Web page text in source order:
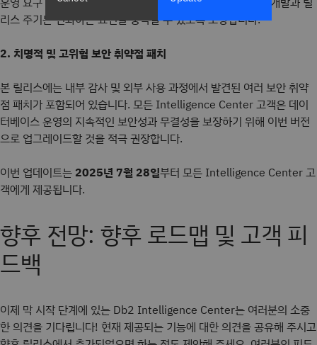
리스 주기는 변화하는 요건을 충족할 수 있도록 보장합니다.
2. 치명적 및 고위험 보안 취약점 패치
본 릴리스에는 내부 감사 및 외부 사용 과정에서 발견된 여러 보안 취약
점 패치가 포함되어 있습니다. 모든 Intelligence Center 고객은 데이
터베이스 운영의 지속적인 보안성과 무결성을 보장하기 위해 이번 버전
으로 업그레이드할 것을 적극 권장합니다.
이번 업데이트는 2025년 7월 28일부터 모든 Intelligence Center 고
객에게 제공됩니다.
향후 전망: 향후 로드맵 및 고객 피
드백
이제 막 시작 단계에 있는 Db2 Intelligence Center는 여러분의 소중
한 의견을 기다립니다! 현재 제공되는 기능에 대한 의견을 공유해 주시고